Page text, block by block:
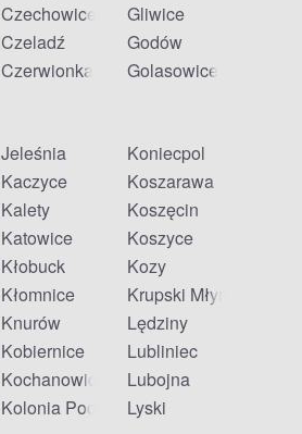
Czechowice-Dziedzice
Czeladź
Czerwionka-Leszczyny
Gliwice
Godów
Golasowice
Jeleśnia
Kaczyce
Kalety
Katowice
Kłobuck
Kłomnice
Knurów
Kobiernice
Kochanowice
Kolonia Poczesna
Koniecpol
Koszarawa
Koszęcin
Koszyce
Kozy
Krupski Młyn
Lędziny
Lubliniec
Lubojna
Lyski